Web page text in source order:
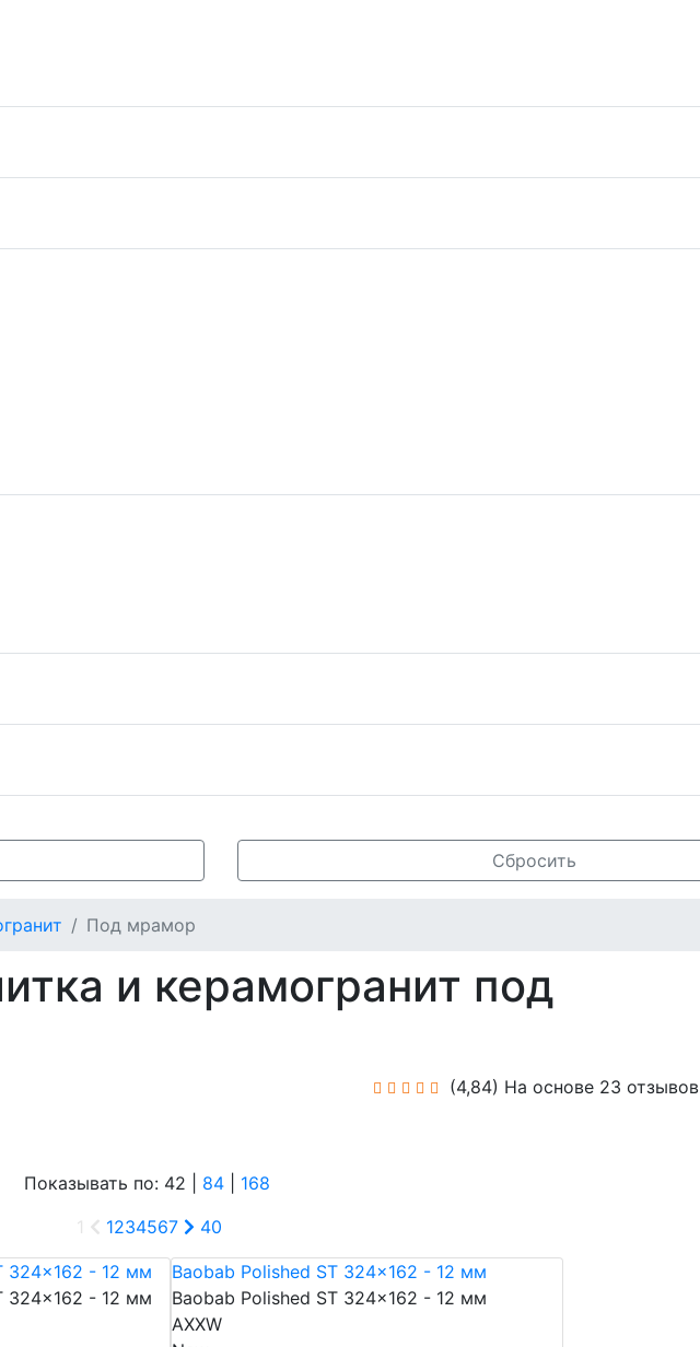
Сбросить
Под мрамор
и керамогранит под
(4,84) На основе 23 отзывов
по: 42 | 84
168
1
1234567 40
324x162 - 12 мм
324x162 - 12 мм
Baobab Polished ST 324x162 - 12 мм
Baobab Polished ST 324x162 - 12 мм
AXXW